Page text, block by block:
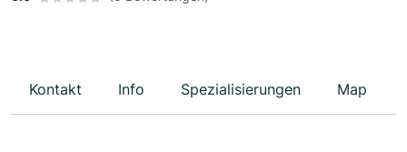
Kontakt Info Spezialisierungen Map